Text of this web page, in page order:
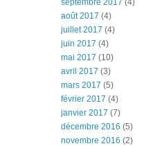
septembre 2017 (4)
août 2017 (4)
juillet 2017 (4)
juin 2017 (4)
mai 2017 (10)
avril 2017 (3)
mars 2017 (5)
février 2017 (4)
janvier 2017 (7)
décembre 2016 (5)
novembre 2016 (2)